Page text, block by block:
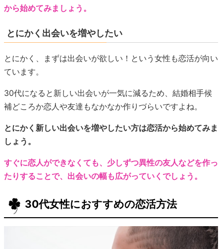
から始めてみましょう。
とにかく出会いを増やしたい
とにかく、まずは出会いが欲しい！という女性も恋活が向い
ています。
30代になると新しい出会いが一気に減るため、結婚相手候
補どころか恋人や友達もなかなか作りづらいですよね。
とにかく新しい出会いを増やしたい方は恋活から始めてみま
しょう。
すぐに恋人ができなくても、少しずつ異性の友人などを作っ
たりすることで、出会いの幅も広がっていくでしょう。
30代女性におすすめの恋活方法